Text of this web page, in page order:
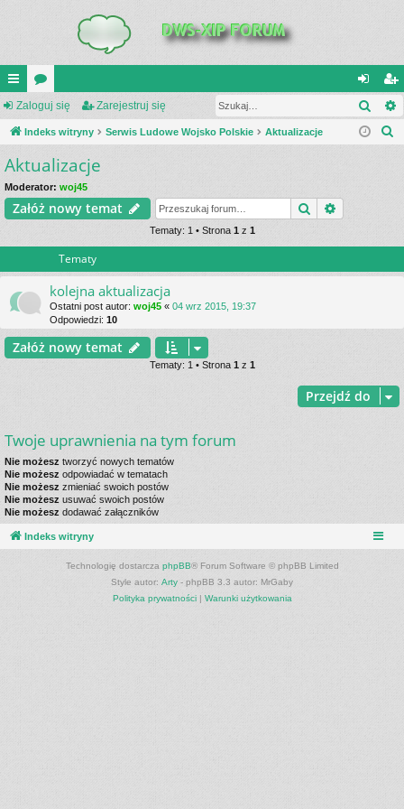
UI
C
K
_L
IN
or
a
al
og
ar
ej
Zaloguj się Zarejestruj się
Indeks witryny Serwis Ludowe Wojsko Polskie Aktualizacje
Aktualizacje
Moderator: woj45
Załóż nowy temat Szukaj
Tematy: 1 • Strona 1 z 1
Tematy
kolejna aktualizacja
Ostatni post autor: woj45 « 04 wrz 2015, 19:37
Odpowiedzi: 10
Załóż nowy temat
Tematy: 1 • Strona 1z 1
Przejdź do
Twoje uprawnienia na tym forum
Nie możesz tworzyć nowych tematów
Nie możesz odpowiadać w tematach
Nie możesz zmieniać swoich postów
Nie możesz usuwać swoich postów
Nie możesz dodawać załączników
Indeks witryny
Technologię dostarcza phpBB® Forum Software © phpBB Limited
Style autor: Arty - phpBB 3.3 autor: MrGaby
Polityka prywatności| Warunki użytkowania